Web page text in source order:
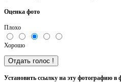
Оценка фото
Плохо
Хорошо
Установить ссылку на эту фотографию в